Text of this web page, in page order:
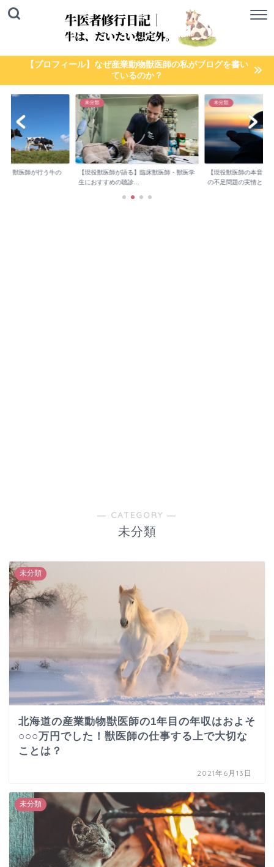
【プロフィール】なぜ産業動物獣医師の私がブログを書い
ているのか？
】獣医師が行う牛の
未分類
【現役獣医師が語る】臨床獣医師・獣医学
生におすすめの聴診...
未分類
【現役獣医師の本音】
の不足問題の実情と...
― CATEGORY ―
未分類
未分類
北海道の産業動物獣医師の1年目の年収はおよそ
○○○万円でした！獣医師の仕事する上で大切な
ことは？
2021年6月13日
未分類